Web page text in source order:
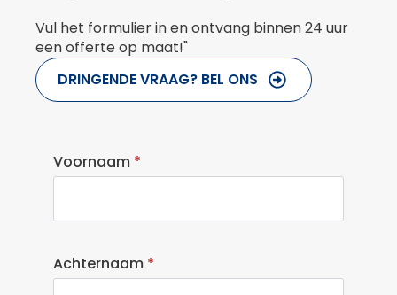
Vul het formulier in en ontvang binnen 24 uur
een offerte op maat!"
DRINGENDE VRAAG? BEL ONS
Voornaam *
Achternaam *